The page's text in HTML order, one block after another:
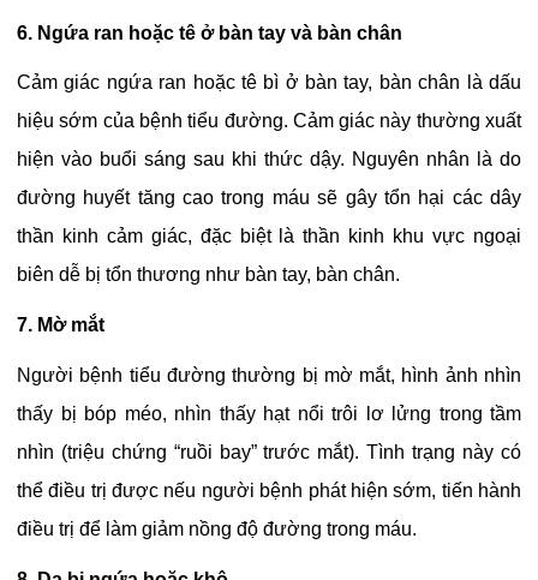
6. Ngứa ran hoặc tê ở bàn tay và bàn chân
Cảm giác ngứa ran hoặc tê bì ở bàn tay, bàn chân là dấu
hiệu sớm của bệnh tiểu đường. Cảm giác này thường xuất
hiện vào buổi sáng sau khi thức dậy. Nguyên nhân là do
đường huyết tăng cao trong máu sẽ gây tổn hại các dây
thần kinh cảm giác, đặc biệt là thần kinh khu vực ngoại
biên dễ bị tổn thương như bàn tay, bàn chân.
7. Mờ mắt
Người bệnh tiểu đường thường bị mờ mắt, hình ảnh nhìn
thấy bị bóp méo, nhìn thấy hạt nổi trôi lơ lửng trong tầm
nhìn (triệu chứng “ruồi bay” trước mắt). Tình trạng này có
thể điều trị được nếu người bệnh phát hiện sớm, tiến hành
điều trị để làm giảm nồng độ đường trong máu.